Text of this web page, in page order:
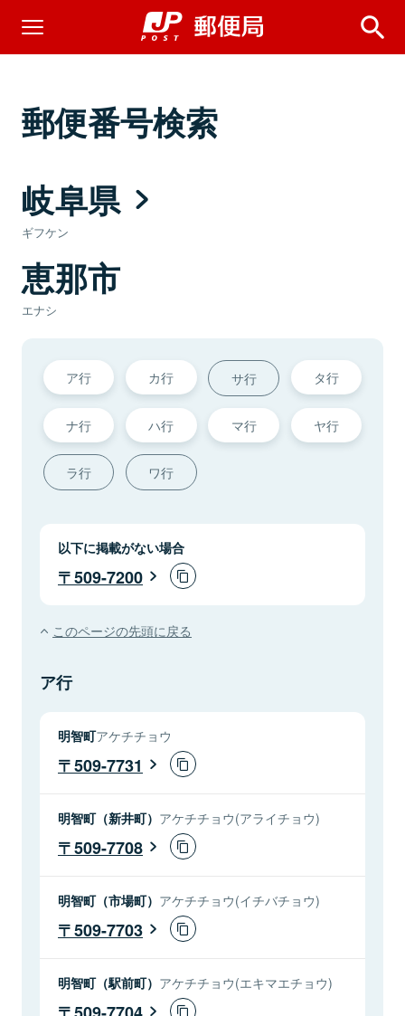
郵便番号検索
岐阜県
ギフケン
恵那市
エナシ
ア行 カ行 サ行 タ行
ナ行 ハ行 マ行 ヤ行
ラ行 ワ行
以下に掲載がない場合
509-7200
このページの先頭に戻る
ア行
明智町アケチチョウ
509-7731
明智町（新井町） アケチチョウ(アライチョウ)
509-7708
明智町（市場町） アケチチョウ(イチバチョウ)
509-7703
明智町（駅前町） アケチチョウ(エキマエチョウ)